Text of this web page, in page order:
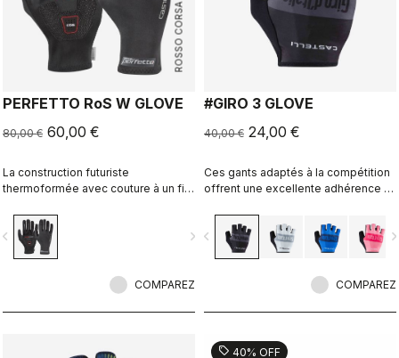
ROSSO CORSA
PERFETTO RoS W GLOVE
80,00 € 60,00 €
La construction futuriste
thermoformée avec couture à un fil
de molleton, coupe-vent, résistants
à l'eau, chauds, ajustés et
extrêmement confortables.
navigate_next
COMPAREZ
#GIRO 3 GLOVE
40,00 € 24,00 €
Ces gants adaptés à la compétition
offrent une excellente adhérence et
navigate_before
COMPAREZ
sell 40% OFF